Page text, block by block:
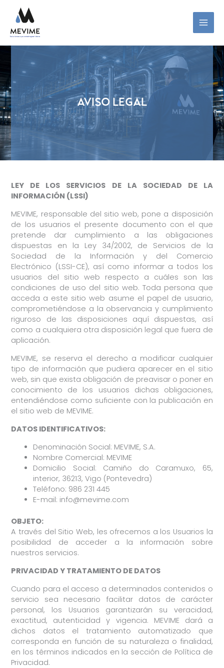
contenido
AVISO LEGAL
LEY DE LOS SERVICIOS DE LA SOCIEDAD DE LA
INFORMACIÓN (LSSI)
MEVIME, responsable del sitio web, pone a disposición
de los usuarios el presente documento con el que
pretende dar cumplimiento a las obligaciones
dispuestas en la Ley 34/2002, de Servicios de la
Sociedad de la Información y del Comercio
Electrónico (LSSI-CE), así como informar a todos los
usuarios del sitio web respecto a cuáles son las
condiciones de uso del sitio web. Toda persona que
acceda a este sitio web asume el papel de usuario,
comprometiéndose a la observancia y cumplimiento
riguroso de las disposiciones aquí dispuestas, así
como a cualquiera otra disposición legal que fuera de
aplicación.
MEVIME, se reserva el derecho a modificar cualquier
tipo de información que pudiera aparecer en el sitio
web, sin que exista obligación de preavisar o poner en
conocimiento de los usuarios dichas obligaciones,
entendiéndose como suficiente con la publicación en
el sitio web de MEVIME.
DATOS IDENTIFICATIVOS:
Denominación Social: MEVIME, S.A.
Nombre Comercial: MEVIME
Domicilio Social: Camiño do Caramuxo, 65,
interior, 36213, Vigo (Pontevedra)
Teléfono: 986 231 445
E-mail: info@mevime.com
OBJETO:
A través del Sitio Web, les ofrecemos a los Usuarios la
posibilidad de acceder a la información sobre
nuestros servicios.
PRIVACIDAD Y TRATAMIENTO DE DATOS
Cuando para el acceso a determinados contenidos o
servicio sea necesario facilitar datos de carácter
personal, los Usuarios garantizarán su veracidad,
exactitud, autenticidad y vigencia. MEVIME dará a
dichos datos el tratamiento automatizado que
corresponda en función de su naturaleza o finalidad,
en los términos indicados en la sección de Política de
Privacidad.